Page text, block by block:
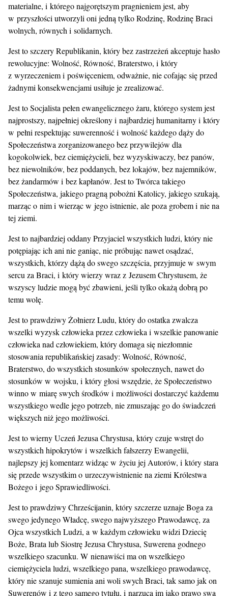
materialne, i którego najgorętszym pragnieniem jest, aby
w przyszłości utworzyli oni jedną tylko Rodzinę, Rodzinę Braci
wolnych, równych i solidarnych.
Jest to szczery Republikanin, który bez zastrzeżeń akceptuje hasło
rewolucyjne: Wolność, Równość, Braterstwo, i który
z wyrzeczeniem i poświęceniem, odważnie, nie cofając się przed
żadnymi konsekwencjami usiłuje je zrealizować.
Jest to Socjalista pełen ewangelicznego żaru, którego system jest
najprostszy, najpełniej określony i najbardziej humanitarny i który
w pełni respektując suwerenność i wolność każdego dąży do
Społeczeństwa zorganizowanego bez przywilejów dla
kogokolwiek, bez ciemiężycieli, bez wyzyskiwaczy, bez panów,
bez niewolników, bez poddanych, bez lokajów, bez najemników,
bez żandarmów i bez kapłanów. Jest to Twórca takiego
Społeczeństwa, jakiego pragną pobożni Katolicy, jakiego szukają,
marząc o nim i wierząc w jego istnienie, ale poza grobem i nie na
tej ziemi.
Jest to najbardziej oddany Przyjaciel wszystkich ludzi, który nie
potępiając ich ani nie ganiąc, nie próbując nawet osądzać,
wszystkich, którzy dążą do swego szczęścia, przyjmuje w swym
sercu za Braci, i który wierzy wraz z Jezusem Chrystusem, że
wszyscy ludzie mogą być zbawieni, jeśli tylko okażą dobrą po
temu wolę.
Jest to prawdziwy Żołnierz Ludu, który do ostatka zwalcza
wszelki wyzysk człowieka przez człowieka i wszelkie panowanie
człowieka nad człowiekiem, który domaga się niezłomnie
stosowania republikańskiej zasady: Wolność, Równość,
Braterstwo, do wszystkich stosunków społecznych, nawet do
stosunków w wojsku, i który głosi wszędzie, że Społeczeństwo
winno w miarę swych środków i możliwości dostarczyć każdemu
wszystkiego wedle jego potrzeb, nie zmuszając go do świadczeń
większych niż jego możliwości.
Jest to wierny Uczeń Jezusa Chrystusa, który czuje wstręt do
wszystkich hipokrytów i wszelkich fałszerzy Ewangelii,
najlepszy jej komentarz widząc w życiu jej Autorów, i który stara
się przede wszystkim o urzeczywistnienie na ziemi Królestwa
Bożego i jego Sprawiedliwości.
Jest to prawdziwy Chrześcijanin, który szczerze uznaje Boga za
swego jedynego Władcę, swego najwyższego Prawodawcę, za
Ojca wszystkich Ludzi, a w każdym człowieku widzi Dziecię
Boże, Brata lub Siostrę Jezusa Chrystusa, Suwerena godnego
wszelkiego szacunku. W nienawiści ma on wszelkiego
ciemiężyciela ludzi, wszelkiego pana, wszelkiego prawodawcę,
który nie szanuje sumienia ani woli swych Braci, tak samo jak on
Suwerenów i z tego samego tytułu, i narzuca im jako prawo swą